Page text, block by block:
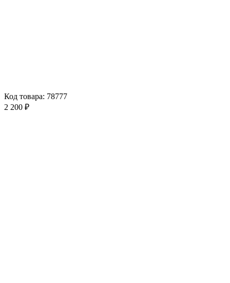
Код товара: 78777
2 200 ₽